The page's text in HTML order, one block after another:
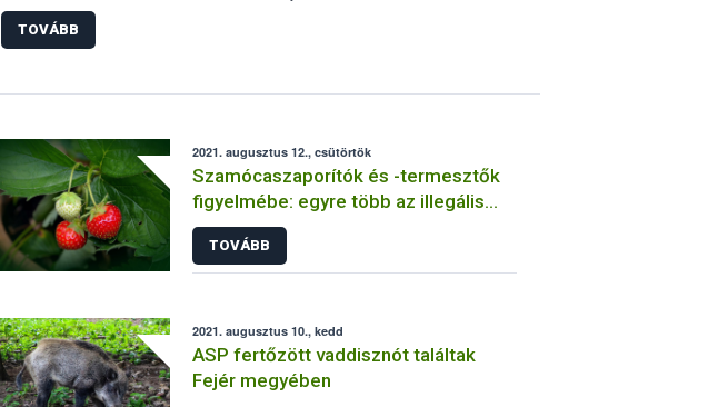
gyomnövényt - jelentették be a Nemzeti Élelmiszerlánc-biztonsági
Hivatal (Nébih), valamint az Eötvös Loránd Kutató Hálózat
Agrártudományi Kutatóközpont Növényvédelmi Intézetének (ATK Növi)
TOVÁBB
2021. augusztus 12., csütörtök
Szamócaszaporítók és -termesztők
figyelmébe: egyre több az illegális
szamócaszaporítás
TOVÁBB
2021. augusztus 10., kedd
ASP fertőzött vaddisznót találtak
Fejér megyében